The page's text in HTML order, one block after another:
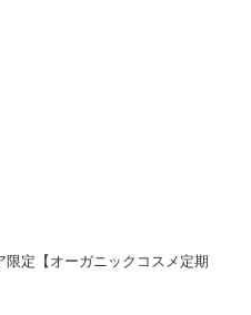
定【オーガニックコスメ定期